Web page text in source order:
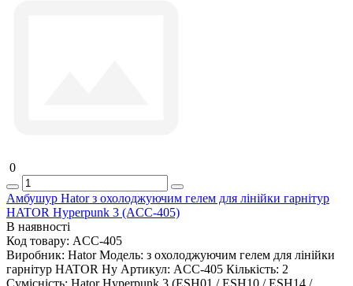
0
Амбушур Hator з охолоджуючим гелем для лінійки гарнітур
HATOR Hyperpunk 3 (ACC-405)
В наявності
Код товару: ACC-405
Виробник: Hator Модель: з охолоджуючим гелем для лінійки
гарнітур HATOR Hy Артикул: ACC-405 Кількість: 2
Сумісність: Hator Hyperpunk 3 (ESH01 / ESH10 / ESH14 /